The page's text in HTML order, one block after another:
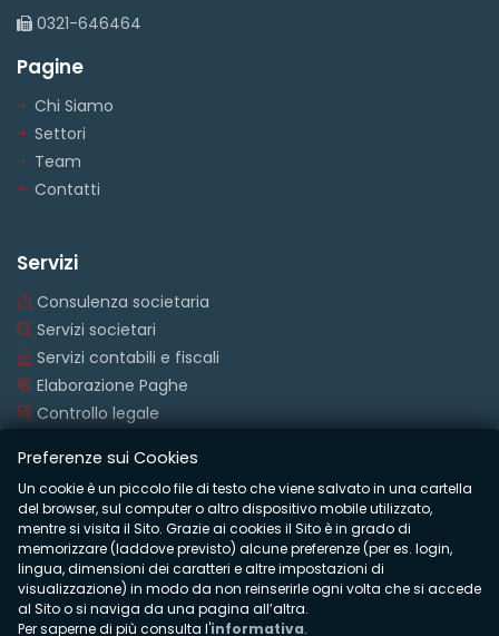
0321-646464
Pagine
Chi Siamo
Settori
Team
Contatti
Servizi
Consulenza societaria
Servizi societari
Servizi contabili e fiscali
Elaborazione Paghe
Controllo legale
© COPYRIGHTS 2020 Studio Santagostino
P.Iva 02110590037 | Cod. Fisc. SNTRRT62A07B885D | CCIAA
00000000 | REA 00000000
Privacy Policy-Cookies: definizione
Preferenze sui Cookies
Un cookie è un piccolo file di testo che viene salvato in una cartella
del browser, sul computer o altro dispositivo mobile utilizzato,
mentre si visita il Sito. Grazie ai cookies il Sito è in grado di
memorizzare (laddove previsto) alcune preferenze (per es. login,
lingua, dimensioni dei caratteri e altre impostazioni di
visualizzazione) in modo da non reinserirle ogni volta che si accede
al Sito o si naviga da una pagina all’altra.
Per saperne di più consulta l'informativa.